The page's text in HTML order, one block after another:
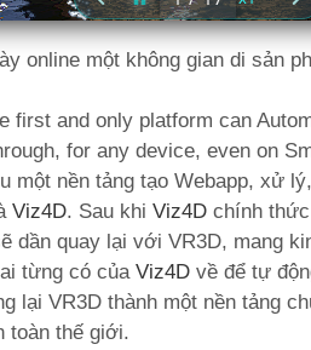
online một không gian di sản
first and only platform can
for any device, even on
một nền tảng tạo Webapp, xử
Viz4D. Sau khi Viz4D chính
dần quay lại với VR3D, mang
từng có của Viz4D về để tự
lại VR3D thành một nền tảng
toàn thế giới.